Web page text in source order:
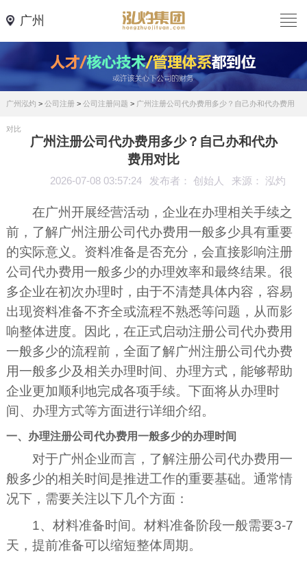
广州
广州泓灼 > 公司注册> 公司注册问题 > 广州注册公司代办费用多少？自己办和代办费用
对比
广州注册公司代办费用多少？自己办和代办
费用对比
2026-07-08 03:57:24 发布者： 创始人 来源： 泓灼
在广州开展经营活动，企业在办理相关手续之
前，了解广州注册公司代办费用一般多少具有重要
的实际意义。资料准备是否充分，会直接影响注册
公司代办费用一般多少的办理效率和最终结果。很
多企业在初次办理时，由于不清楚具体内容，容易
出现资料准备不齐全或流程不熟悉等问题，从而影
响整体进度。因此，在正式启动注册公司代办费用
一般多少的流程前，全面了解广州注册公司代办费
用一般多少及相关办理时间、办理方式，能够帮助
企业更加顺利地完成各项手续。下面将从办理时
间、办理方式等方面进行详细介绍。
一、办理注册公司代办费用一般多少的办理时间
对于广州企业而言，了解注册公司代办费用一
般多少的相关时间是推进工作的重要基础。通常情
况下，需要关注以下几个方面：
1、材料准备时间。材料准备阶段一般需要3-7
天，提前准备可以缩短整体周期。